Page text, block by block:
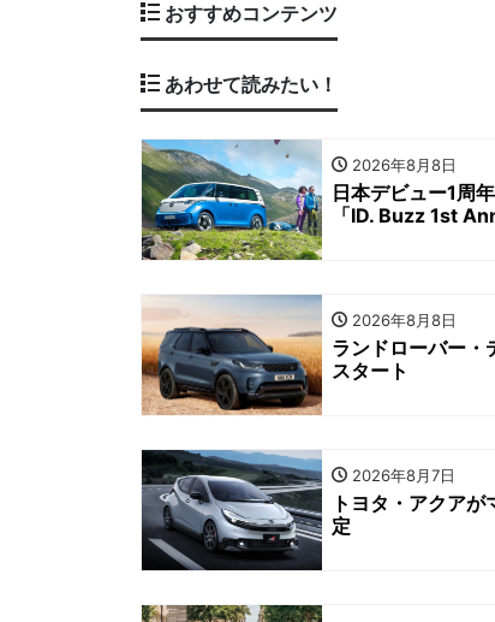
おすすめコンテンツ
あわせて読みたい！
2026年8月8日
日本デビュー1周
「ID. Buzz 1st
2026年8月8日
ランドローバー
スタート
2026年8月7日
トヨタ・アクア
定